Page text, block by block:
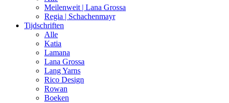
Meilenweit | Lana Grossa
Regia | Schachenmayr
Tijdschriften
Alle
Katia
Lamana
Lana Grossa
Lang Yarns
Rico Design
Rowan
Boeken